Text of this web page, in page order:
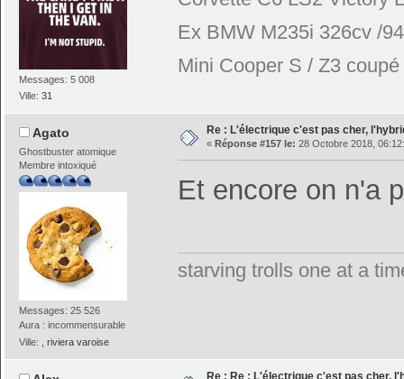
Messages: 5 008
Ville:31
Ex BMW M235i 326cv /
Mini Cooper S / Z3
Agato
Ghostbuster atomique
Membre intoxiqué
Messages: 25 526
Aura : incommensurable
Ville:
, riviera varoise
Re : L'électrique c'est pas cher,
« Réponse #157 le: 28 Octobre 2018,
Et encore on n'a
starving trolls one at a
Re : Re : L'électrique c'est pas cher,